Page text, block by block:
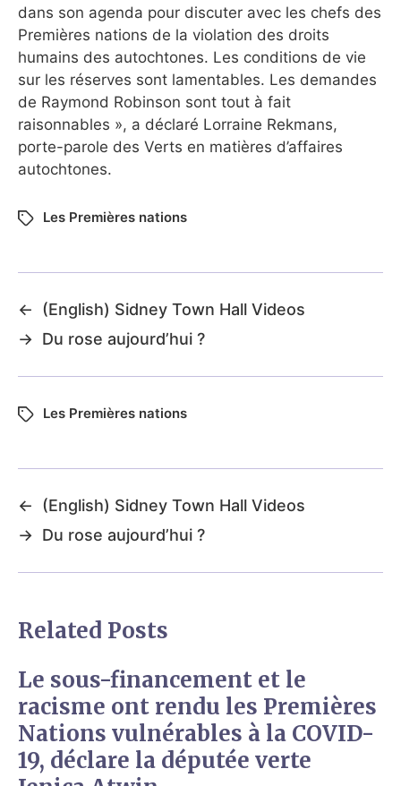
dans son agenda pour discuter avec les chefs des
Premières nations de la violation des droits
humains des autochtones. Les conditions de vie
sur les réserves sont lamentables. Les demandes
de Raymond Robinson sont tout à fait
raisonnables », a déclaré Lorraine Rekmans,
porte-parole des Verts en matières d’affaires
autochtones.
Les Premières nations
←
(English) Sidney Town Hall Videos
→ Du rose aujourd’hui ?
Les Premières nations
←
(English) Sidney Town Hall Videos
→ Du rose aujourd’hui ?
Related Posts
Le sous-financement et le
racisme ont rendu les Premières
Nations vulnérables à la COVID-
19, déclare la députée verte